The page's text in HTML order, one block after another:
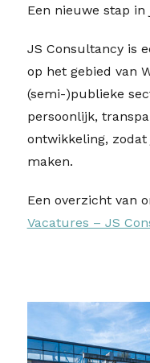
Een nieuwe stap in
JS Consultancy is
op het gebied van
(semi-)publieke
persoonlijk,
ontwikkeling,
maken.
Een overzicht van
Vacatures – JS